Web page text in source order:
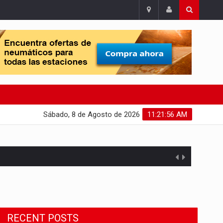
11:21:57 AM
Sábado, 8 de Agosto de 2026
RECENT POSTSThe proposal involves resettling one